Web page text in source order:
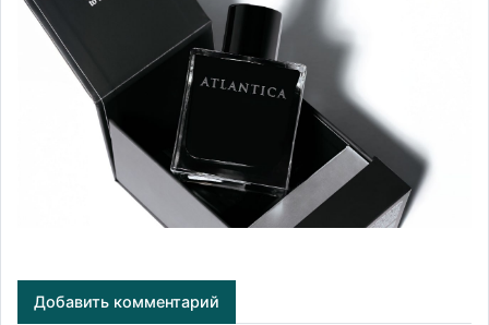
Добавить комментарий